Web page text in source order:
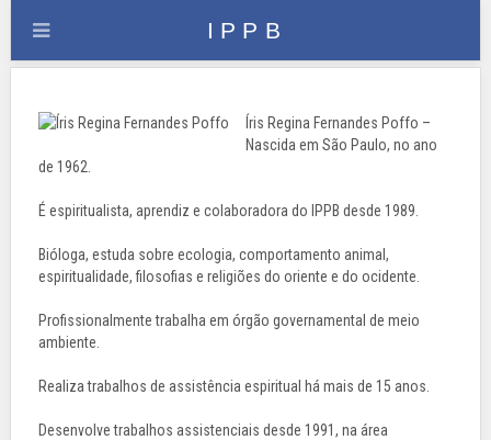
Íris Regina Fernandes Poffo –
Nascida em São Paulo, no ano
de 1962.
É espiritualista, aprendiz e colaboradora do IPPB desde 1989.
Bióloga, estuda sobre ecologia, comportamento animal,
espiritualidade, filosofias e religiões do oriente e do ocidente.
Profissionalmente trabalha em órgão governamental de meio
ambiente.
Realiza trabalhos de assistência espiritual há mais de 15 anos.
Desenvolve trabalhos assistenciais desde 1991, na área